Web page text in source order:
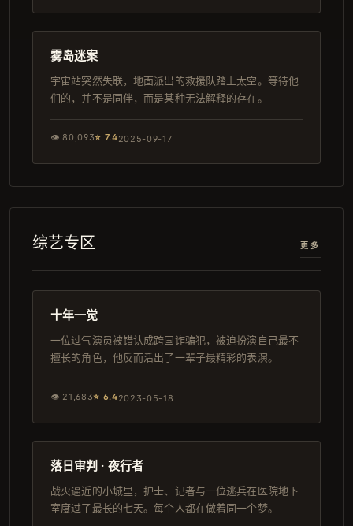
导演剪辑版
124分钟
雾岛迷案
宇宙站突然失联，地面派出的救援队踏上太空。等待他
们的，并不是同伴，而是某种无法解释的存在。
👁 80,093⭐ 7.42025-09-17
综艺专区 更多
热播
124分钟
十年一觉
一位过气演员被错认成跨国诈骗犯，被迫扮演自己最不
擅长的角色，他反而活出了一辈子最精彩的表演。
👁 21,683⭐ 6.42023-05-18
4K
157分钟
落日审判 · 夜行者
战火逼近的小城里，护士、记者与一位逃兵在医院地下
室度过了最长的七天。每个人都在做着同一个梦。